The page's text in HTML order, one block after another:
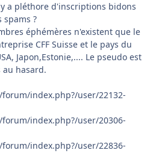
a pléthore d'inscriptions bidons
spams ?
éphémères n'existent que le
CFF Suisse et le pays du
Japon,Estonie,.... Le pseudo est
hasard.
index.php?/user/22132-
index.php?/user/20306-
index.php?/user/22836-